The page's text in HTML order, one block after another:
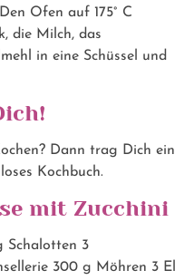
Ofen auf 175° C
die Milch, das
in eine Schüssel und
Dann trag Dich ein
Kochbuch.
mit Zucchini
Schalotten 3
300 g Möhren 3 El